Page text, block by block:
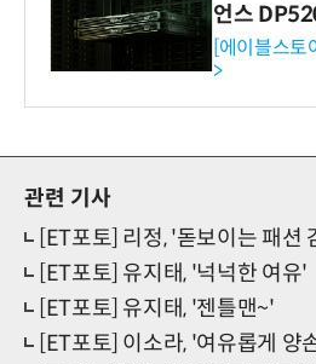
언스
[에이블스토
>
관련 기사
[ET포토] 리정, '돋보이는 패션
[ET포토] 유지태, '넉넉한 여유'
[ET포토] 유지태, '젠틀맨~'
[ET포토] 이소라, '여유롭게 양